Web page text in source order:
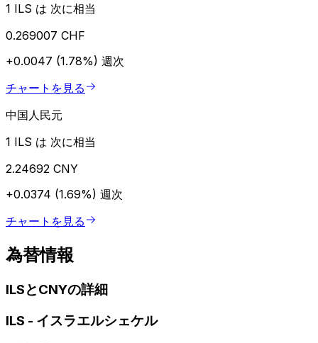
1 ILS は 次に相当
0.269007 CHF
+0.0047 (1.78%) 週次
チャートを見る
中国人民元
1 ILS は 次に相当
2.24692 CNY
+0.0374 (1.69%) 週次
チャートを見る
為替情報
ILSとCNYの詳細
ILS - イスラエルシェケル